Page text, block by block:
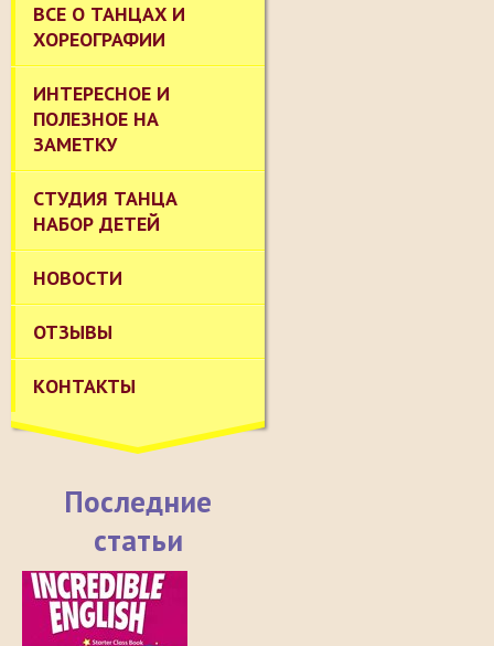
ВСЕ О ТАНЦАХ И
ХОРЕОГРАФИИ
ИНТЕРЕСНОЕ И
ПОЛЕЗНОЕ НА
ЗАМЕТКУ
СТУДИЯ ТАНЦА
НАБОР ДЕТЕЙ
НОВОСТИ
ОТЗЫВЫ
КОНТАКТЫ
Последние
статьи